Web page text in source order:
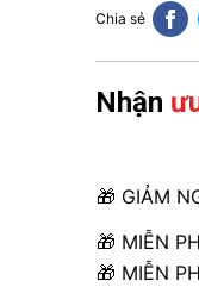
Chia sẻ
Nhận
🎁 GIẢM
🎁 MIỄN
🎁 MIỄN